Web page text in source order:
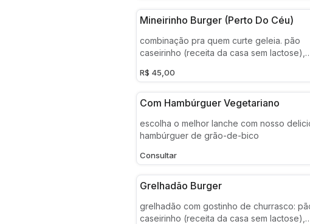
alface americana, tomate, guacamole
derretido. lanche é leve, tem harmonia nos
ingredientes e tem sabor único.
Mineirinho Burger (perto Do Céu)
combinação pra quem curte geleia. pão
caseirinho (receita da casa sem lactose),
queijo meia cura da serra da canastra,
artesanal defumada de ardência leve. não
R$ 45,00
Com Hambúrguer Vegetariano
escolha o melhor lanche com nosso
hambúrguer de grão-de-bico
Consultar
Grelhadão Burger
grelhadão com gostinho de churrasco:
caseirinho (receita da casa sem lactose),